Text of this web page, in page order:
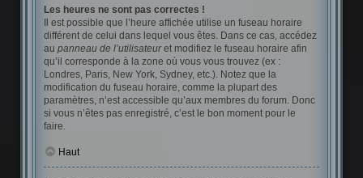
Les heures ne sont pas correctes !
Il est possible que l’heure affichée utilise un fuseau horaire
différent de celui dans lequel vous êtes. Dans ce cas, accédez
au panneau de l’utilisateuret modifiez le fuseau horaire afin
qu’il corresponde à la zone où vous vous trouvez (ex :
Londres, Paris, New York, Sydney, etc.). Notez que la
modification du fuseau horaire, comme la plupart des
paramètres, n’est accessible qu’aux membres du forum. Donc
si vous n’êtes pas enregistré, c’est le bon moment pour le
faire.
Haut